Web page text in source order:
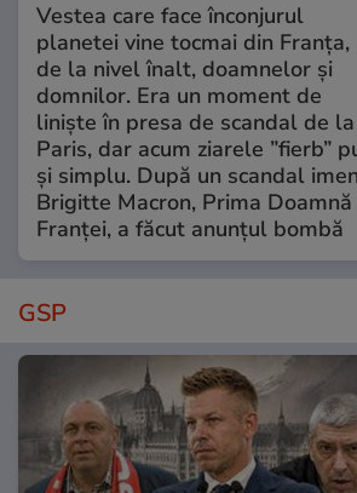
Vestea care face înconjurul
planetei vine tocmai din Franța,
de la nivel înalt, doamnelor și
domnilor. Era un moment de
liniște în presa de scandal de la
Paris, dar acum ziarele ”fierb”
și simplu. După un scandal
Brigitte Macron, Prima Doamnă
Franței, a făcut anunțul bombă
GSP